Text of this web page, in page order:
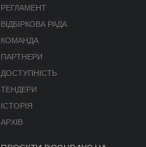
РЕГЛАМЕНТ
ВІДБІРКОВА РАДА
КОМАНДА
ПАРТНЕРИ
ДОСТУПНІСТЬ
ТЕНДЕРИ
ІСТОРІЯ
АРХІВ